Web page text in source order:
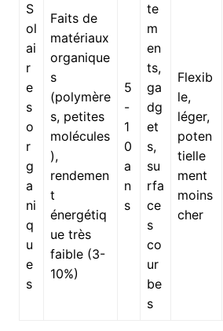
S
ol
ai
r
e
s
o
r
g
a
ni
q
u
e
s
Faits de
matériaux
organique
s
(polymère
s, petites
molécules
),
rendemen
t
énergétiq
ue très
faible (3-
10%)
5
-
1
0
a
n
s
te
m
en
ts,
ga
dg
et
s,
su
rfa
ce
s
co
ur
be
s
Flexib
le,
léger,
poten
tielle
ment
moins
cher